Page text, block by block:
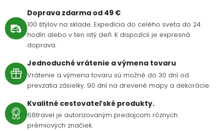
Doprava zdarma od 49 €
100 štýlov na sklade. Expedícia do celého sveta do 24
hodín alebo v ten istý deň. K dispozícii je expresná
doprava.
Jednoduché vrátenie a výmena tovaru
Vrátenie a výmena tovaru sú možné do 30 dní od
prevzatia zásielky. 90 dní na drevené mapy a dekorácie.
Kvalitné cestovateľské produkty.
68travel je autorizovaným predajcom rôznych
prémiových značiek.